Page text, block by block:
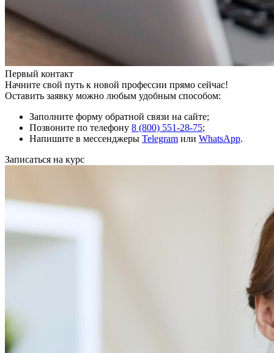
Первый контакт
Начните свой путь к новой профессии прямо сейчас!
Оставить заявку можно любым удобным способом:
Заполните форму обратной связи на сайте;
Позвоните по телефону 8 (800) 551-28-75;
Напишите в мессенджеры Telegram или WhatsApp.
Записаться на курс